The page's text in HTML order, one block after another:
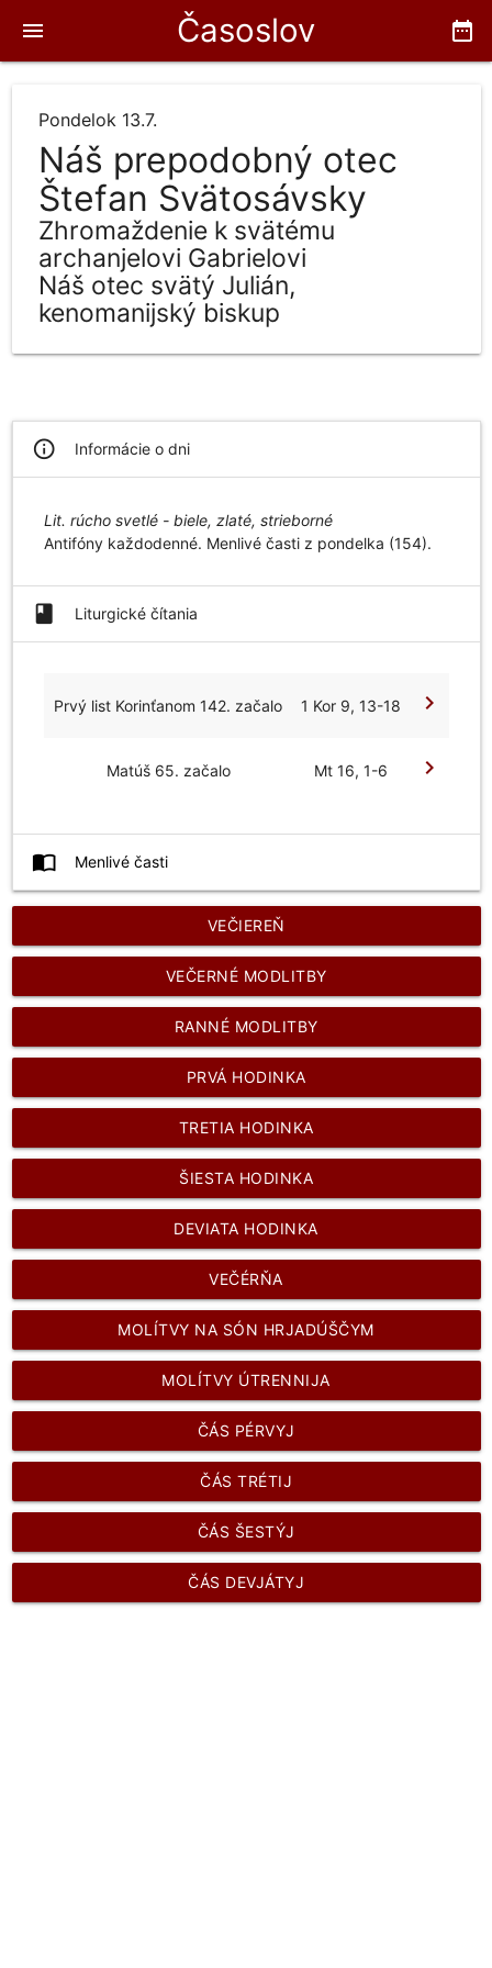
Časoslov date_range
menu
Pondelok 13.7.
Náš prepodobný otec
Štefan Svätosávsky
Zhromaždenie k svätému
archanjelovi Gabrielovi
Náš otec svätý Julián,
kenomanijský biskup
info_outline Informácie o dni
Lit. rúcho svetlé - biele, zlaté, strieborné
Antifóny každodenné. Menlivé časti z pondelka (154).
book Liturgické čítania
Prvý list Korinťanom 142. začalo 1 Kor 9, 13-18 chevron_right
Matúš 65. začalo Mt 16, 1-6 chevron_right
import_contacts Menlivé časti
VEČIEREŇ
VEČERNÉ MODLITBY
RANNÉ MODLITBY
PRVÁ HODINKA
TRETIA HODINKA
ŠIESTA HODINKA
DEVIATA HODINKA
VEČÉRŇA
MOLÍTVY NA SÓN HRJADÚŠČYM
MOLÍTVY ÚTRENNIJA
ČÁS PÉRVYJ
ČÁS TRÉTIJ
ČÁS ŠESTÝJ
ČÁS DEVJÁTYJ